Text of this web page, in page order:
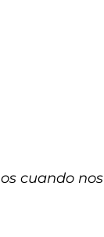
cuando nos